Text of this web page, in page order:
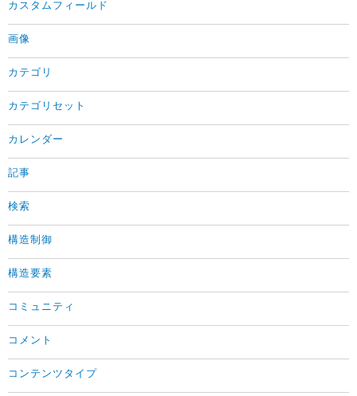
カスタムフィールド
画像
カテゴリ
カテゴリセット
カレンダー
記事
検索
構造制御
構造要素
コミュニティ
コメント
コンテンツタイプ